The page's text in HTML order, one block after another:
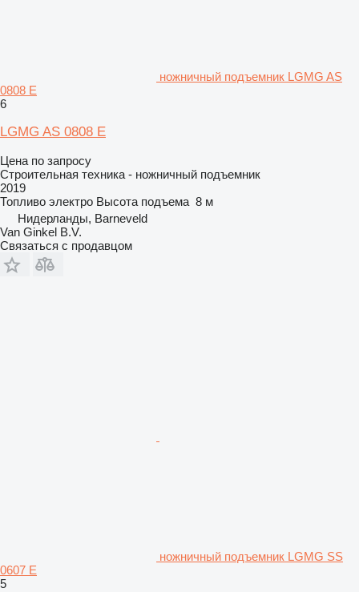
ножничный подъемник LGMG AS
0808 E
6
LGMG AS 0808 E
Цена по запросу
Строительная техника - ножничный подъемник
2019
Топливо электро Высота подъема 8 м
Нидерланды, Barneveld
Van Ginkel B.V.
Связаться с продавцом
ножничный подъемник LGMG SS
0607 E
5